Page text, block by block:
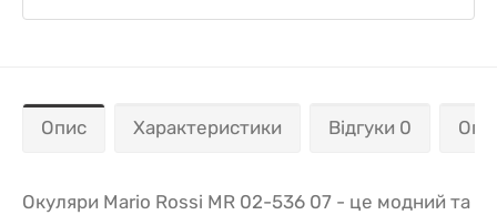
Опис Характеристики Відгуки 0
Окуляри Mario Rossi MR 02-536 07 - це модний та